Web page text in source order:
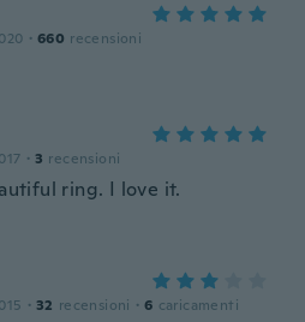
· 660 recensioni
· 3 recensioni
ring. I love it.
· 32 recensioni · 6 caricamenti